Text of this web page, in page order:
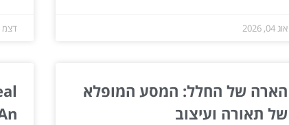
אוג 04, 2026 דצמ 12, 2024
הארה של החלל: המסע המופלא
של תאורה ועיצוב